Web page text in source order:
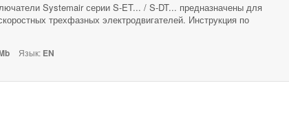
Systemair серии S-ET... / S-DT... предназначены для
трехфазных электродвигателей. Инструкция по
Язык: EN